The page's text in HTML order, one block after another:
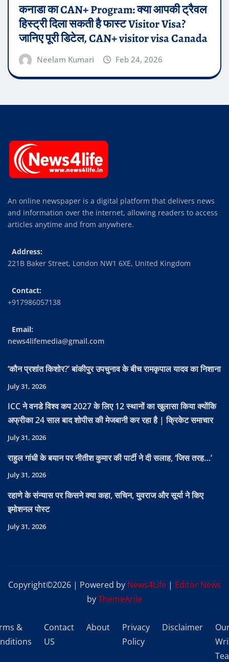
कनाडा का CAN+ Program: क्या आपकी ट्रैवल
हिस्ट्री दिला सकती है फास्ट Visitor Visa?
जानिए पूरी डिटेल, CAN+ visitor visa Canada
Neelam Kumari Feb 24, 2026
An online newspaper is a digital platform that delivers news
and information over the internet, allowing readers to access
articles anytime and from anywhere.
Address:
221B Baker Street, London NW1 6XE, United Kingdom
Contact:
+917986057138
Email:
news4lifemedia@gmail.com
‘कौन प्रशांत किशोर?’ बांकीपुर उपचुनाव के बीच रामकृपाल यादव का निशाना
July 31, 2026
ICC ने वनडे विश्व कप 2027 के लिए 12 स्थानों का खुलासा किया क्योंकि
अफ्रीका 24 साल बाद शोपीस की मेजबानी कर रहा है | क्रिकेट समाचार
July 31, 2026
राहुल गांधी के बयान पर नीतीश कुमार की पार्टी ने दी सलाह, ‘जिस तरह…’
July 31, 2026
रहाणे के संन्यास पर किसने क्या कहा, सचिन, युवराज और सूर्या ने किए
इमोशनल पोस्ट
July 31, 2026
Copyright©2026 | Powered by News4Life | Editor News
byThemeArile
&
Contact
US
About
Privacy
Policy
Disclaimer